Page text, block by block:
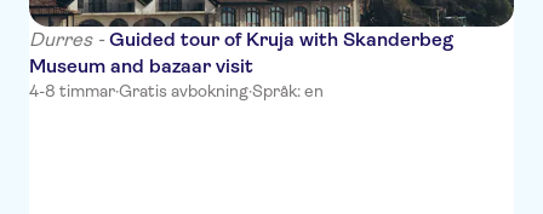
Monaco Garden
Delight
Durres -Guided tour of Kruja with Skanderbeg
Museum and bazaar visit
4-8 timmar·Gratis avbokning·Språk: en